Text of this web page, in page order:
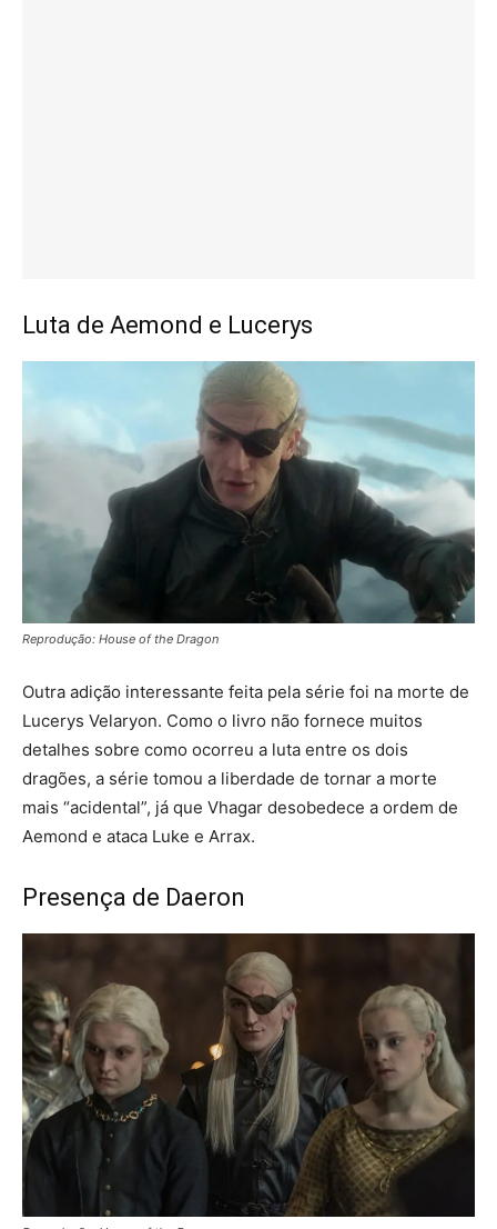
Luta de Aemond e Lucerys
Reprodução: House of the Dragon
Outra adição interessante feita pela série foi na morte de
Lucerys Velaryon. Como o livro não fornece muitos
detalhes sobre como ocorreu a luta entre os dois
dragões, a série tomou a liberdade de tornar a morte
mais “acidental”, já que Vhagar desobedece a ordem de
Aemond e ataca Luke e Arrax.
Presença de Daeron